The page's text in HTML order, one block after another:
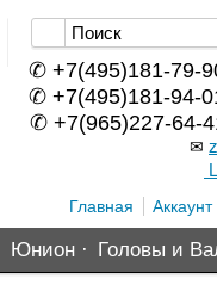
✆ +7(495)181-79-
✆ +7(495)181-94-
✆ +7(965)227-64-
✉
Главная Аккаунт
Юнион · Головы и